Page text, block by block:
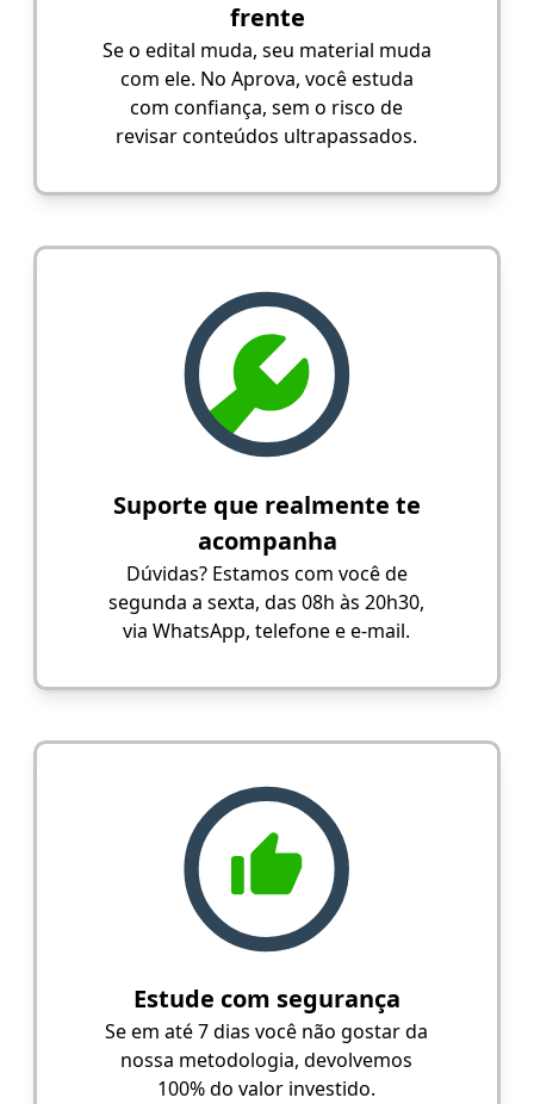
frente
Se o edital muda, seu material muda
com ele. No Aprova, você estuda
com confiança, sem o risco de
revisar conteúdos ultrapassados.
Suporte que realmente te
acompanha
Dúvidas? Estamos com você de
segunda a sexta, das 08h às 20h30,
via WhatsApp, telefone e e-mail.
Estude com segurança
Se em até 7 dias você não gostar da
nossa metodologia, devolvemos
100% do valor investido.